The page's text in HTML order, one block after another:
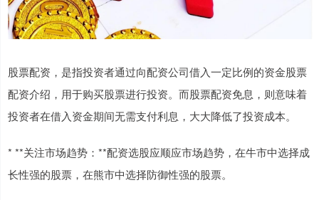
股票配资，是指投资者通过向配资公司借入一定比例的资金股票
配资介绍，用于购买股票进行投资。而股票配资免息，则意味着
投资者在借入资金期间无需支付利息，大大降低了投资成本。
* **关注市场趋势：**配资选股应顺应市场趋势，在牛市中选择成
长性强的股票，在熊市中选择防御性强的股票。